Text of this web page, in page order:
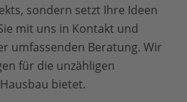
sondern setzt Ihre Ideen
mit uns in Kontakt und
umfassenden Beratung. Wir
für die unzähligen
bietet.